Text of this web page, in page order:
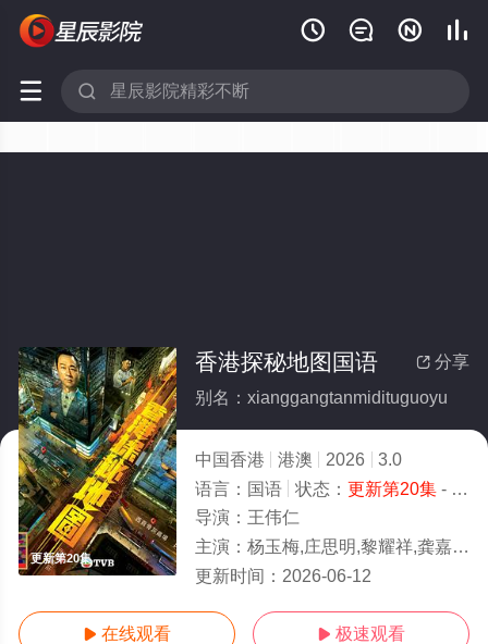
   
 
更新第20集
 分享
香港探秘地图国语
别名：xianggangtanmidituguoyu
中国香港 港澳 2026
3.0
语言： 国语 状态： 更新第20集- 免费在线观看
导演： 王伟仁
主演： 杨玉梅,庄思明,黎耀祥,龚嘉欣,袁文杰,袁镇业,蔡国威,丁子朗,莫家淦,陈靖云,阮政峰,邓伊婷,黄子桐,孔德贤,倪嘉
更新时间： 2026-06-12
 在线观看  极速观看